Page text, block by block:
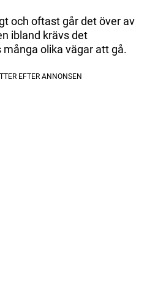
och oftast går det över av
ibland krävs det
olika vägar att gå.